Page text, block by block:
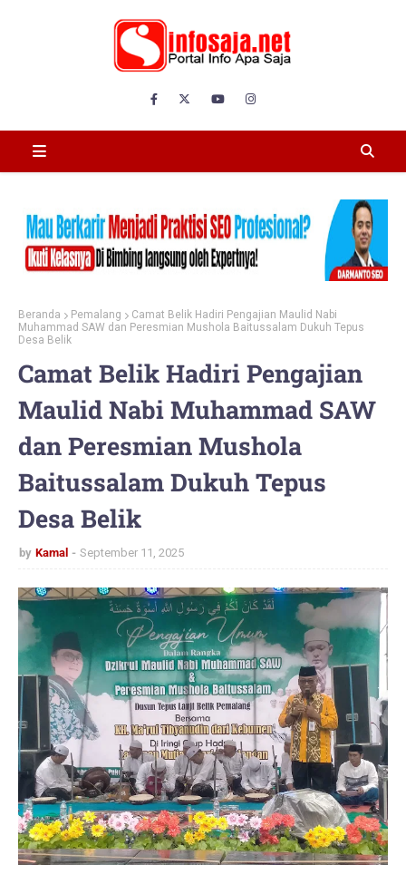
Beranda Pemalang
Camat Belik Hadiri Pengajian Maulid Nabi
Muhammad SAW dan Peresmian Mushola Baitussalam Dukuh Tepus
Desa Belik
Camat Belik Hadiri Pengajian
Maulid Nabi Muhammad SAW
dan Peresmian Mushola
Baitussalam Dukuh Tepus
Desa Belik
by Kamal September 11, 2025